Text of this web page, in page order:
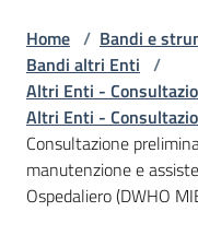
L'Agenzia
Home / Bandi e
Bandi altri Enti /
Altri Enti -
Altri Enti -
Consultazione
manutenzione e
Ospedaliero (DWHO